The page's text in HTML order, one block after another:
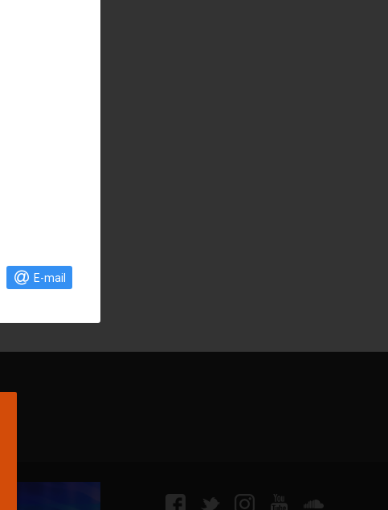
E-mail